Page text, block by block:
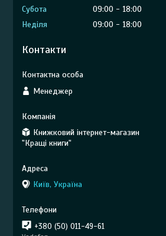
Субота
09:00
18:00
Неділя
09:00 18:00
Контакти
Менеджер
Книжковий інтернет-магазин
"Кращі книги"
Київ, Україна
+380 (50) 011-49-61